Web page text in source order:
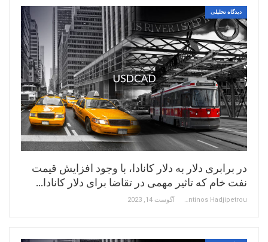
دیدگاه تحلیلی
در برابری دلار به دلار کانادا، با وجود افزایش قیمت
نفت خام که تاثیر مهمی در تقاضا برای دلار کانادا…
Constantinos Hadjipetrou آگوست 14, 2023